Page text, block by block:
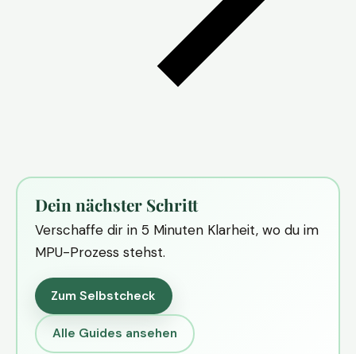
Dein nächster Schritt
Verschaffe dir in 5 Minuten Klarheit, wo du im
MPU-Prozess stehst.
Zum Selbstcheck
Alle Guides ansehen